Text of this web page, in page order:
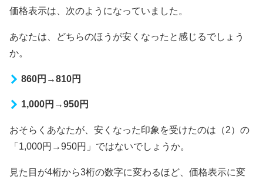
価格表示は、次のようになっていました。
あなたは、どちらのほうが安くなったと感じるでしょう
か。
860円→810円
1,000円→950円
おそらくあなたが、安くなった印象を受けたのは（2）の
「1,000円→950円」ではないでしょうか。
見た目が4桁から3桁の数字に変わるほど、価格表示に変